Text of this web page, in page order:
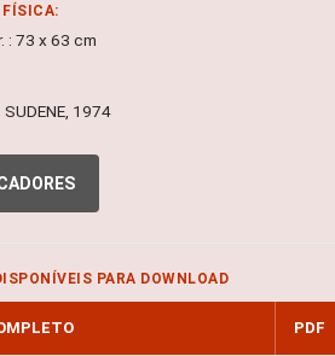
FÍSICA:
: 73 x 63 cm
SUDENE, 1974
PARA DOWNLOAD
PDF